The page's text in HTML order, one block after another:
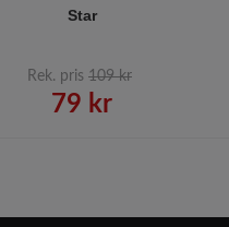
Star
Rek. pris 109 kr
79 kr